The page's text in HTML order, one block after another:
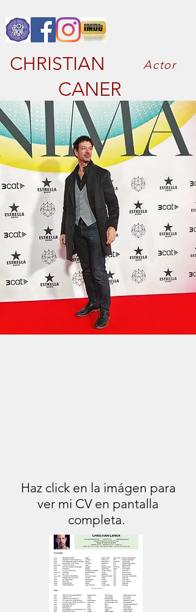
CHRISTIAN Actor
CANER
Haz click en la imágen para
ver mi CV en pantalla
completa.